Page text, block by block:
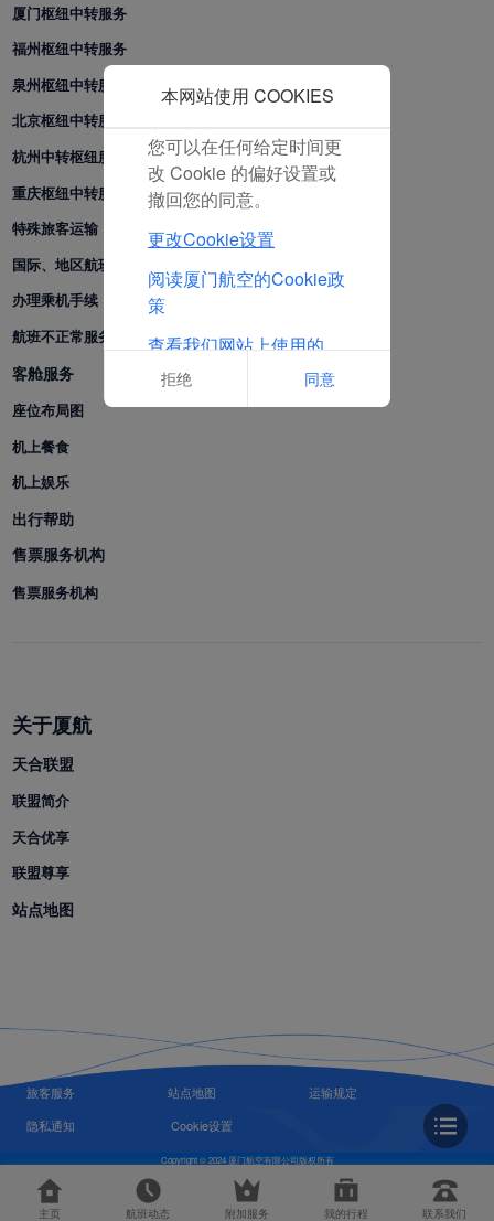
厦门枢纽中转服务
福州枢纽中转服务
泉州枢纽中转服务
北京枢纽中转服务
杭州中转枢纽服务
重庆枢纽中转服务
特殊旅客运输
国际、地区航班联程中转服务产品
办理乘机手续
航班不正常服务
客舱服务
座位布局图
机上餐食
机上娱乐
出行帮助
售票服务机构
售票服务机构
关于厦航
天合联盟
联盟简介
天合优享
联盟尊享
站点地图
旅客服务 站点地图
运输规定
隐私通知
Cookie设置
Copyright © 2024 厦门航空有限公司版权所有
主页 航班动态 附加服务 我的行程 联系我们
本网站使用 COOKIES
放置所有的营销Cookie。
点击“拒绝”，我们将不会
您可以在任何给定时间更
改 Cookie 的偏好设置或
撤回您的同意。
更改Cookie设置
阅读厦门航空的Cookie政
策
查看我们网站上使用的
Cookie的完整列表
拒绝 同意